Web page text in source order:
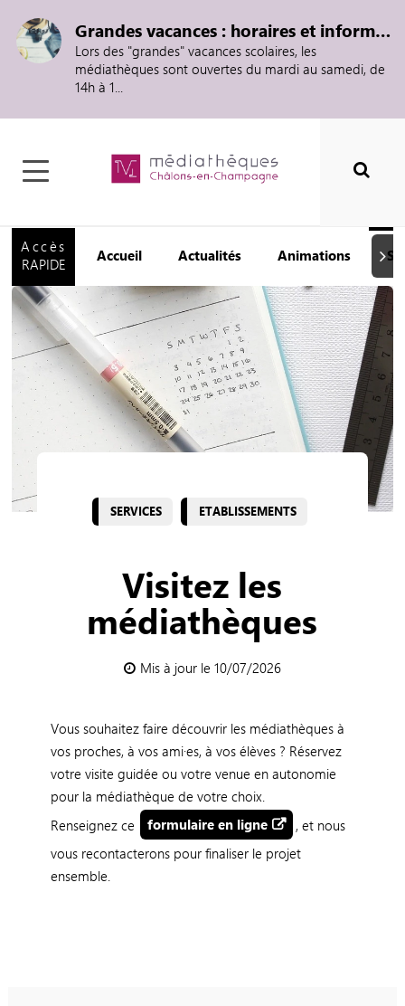
Grandes vacances : horaires et informations
Lors des "grandes" vacances scolaires, les
médiathèques sont ouvertes du mardi au samedi, de
14h à 1...
Accès
RAPIDE
Accueil Actualités Animations
SERVICES ETABLISSEMENTS
Visitez les
médiathèques
Mis à jour le 10/07/2026
Vous souhaitez faire découvrir les médiathèques à
vos proches, à vos ami·es, à vos élèves ? Réservez
votre visite guidée ou votre venue en autonomie
pour la médiathèque de votre choix.
Renseignez ce
formulaire en ligne
, et nous
vous recontacterons pour finaliser le projet
ensemble.